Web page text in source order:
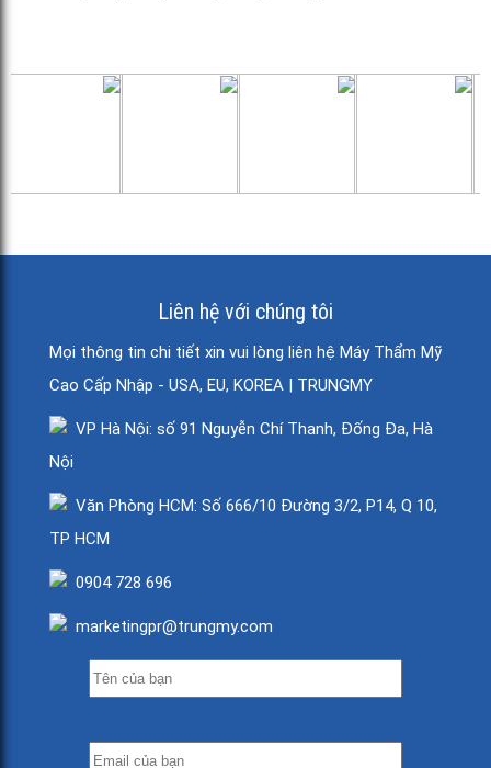
Liên hệ với chúng tôi
Mọi thông tin chi tiết xin vui lòng liên hệ Máy Thẩm Mỹ
Cao Cấp Nhập - USA, EU, KOREA | TRUNGMY
VP Hà Nội: số 91 Nguyễn Chí Thanh, Đống Đa, Hà
Nội
Văn Phòng HCM: Số 666/10 Đường 3/2, P14, Q 10,
TP HCM
0904 728 696
marketingpr@trungmy.com